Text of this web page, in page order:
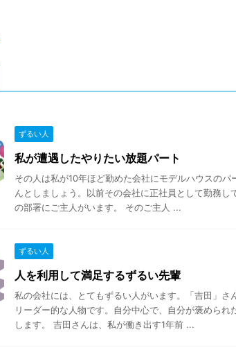
ずるい人
私が遭遇したやりたい放題パート
その人は私が10年ほど勤めた会社にモデルハウスのパ
んとしましょう。以前その会社に正社員として勤務し
の部署にご主人がいます。 そのご主人 ...
ずるい人
人を利用して満足するずるい先輩
私の会社には、とてもずるい人がいます。「吉田」さ
リーダー的な人物です。自分中心で、自分が褒められ
します。 吉田さんは、私が働き出す1年前 ...